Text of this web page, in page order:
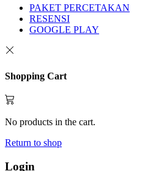
PAKET PERCETAKAN
RESENSI
GOOGLE PLAY
Shopping Cart
No products in the cart.
Return to shop
Login